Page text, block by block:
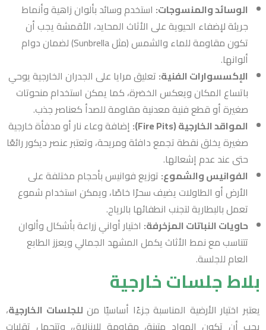
الوسائد والمنسوجات: استخدم وسائد بألوان زاهية وأنماط
جريئة لإضفاء الحيوية على الأثاث المحايد، الأقمشة يجب أن
تكون مقاومة للماء والشمس (مثل Sunbrella) لضمان دوام
ألوانها.
الإكسسوارات الفنية: تعليق مرايا على الجدران الخارجية يوحي
باتساع المكان ويعكس الخضرة، كما يمكن استخدام منحوتات
صغيرة أو قطع فنية معدنية مقاومة للصدأ كعناصر جذب.
المواقد الخارجية (Fire Pits):
إضافة وعاء نار أو مدفأة خارجية
صغيرة يخلق نقطة تجمع دافئة ومريحة، وتعتبر عنصر ديكور رائعًا
حتى عند عدم إشعالها.
الفوانيس والشموع: توزيع فوانيس بأحجام مختلفة على
الأرض أو الطاولات يضيف سحرًا خاصًا، ويمكن استخدام شموع
تعمل بالبطارية لتجنب انطفائها بالرياح.
حاويات النباتات المزخرفة: اختيار أواني زراعة بأشكال وألوان
تتناسب مع نمط الأثاث يكمل المشهد الجمالي ويعزز الطابع
العام للجلسة.
بلاط جلسات خارجية
يعتبر اختيار الأرضية المناسبة جزءًا أساسيًا من للجلسات الخارجية،
يجب أن تكون المواد متينة، مقاومة للانزلاق، وتتحمل تقلبات